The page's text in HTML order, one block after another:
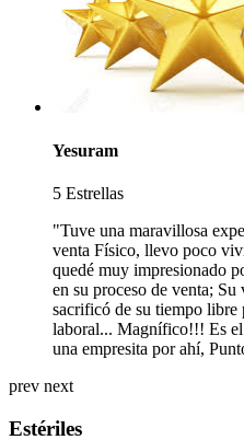
Yesuram
5 Estrellas
"Tuve una maravillosa
venta Físico, llevo poco
quedé muy impresionado
en su proceso de venta;
sacrificó de su tiempo libre
laboral... Magnífico!!! Es el
una empresita por ahí,
prev next
Estériles